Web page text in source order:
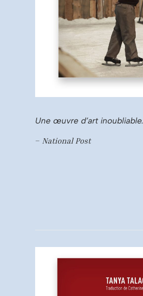
Une œuvre d’art inoubliable.
– National Post